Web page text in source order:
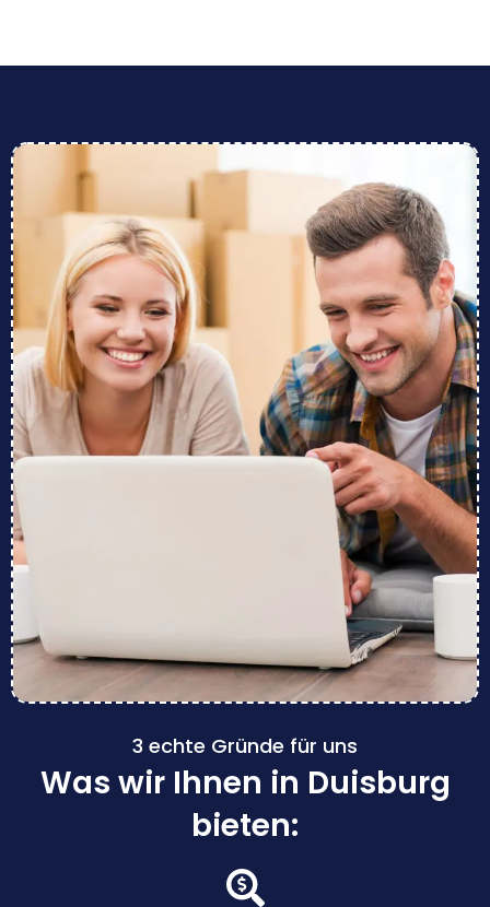
3 echte Gründe für uns
Was wir Ihnen in Duisburg
bieten: